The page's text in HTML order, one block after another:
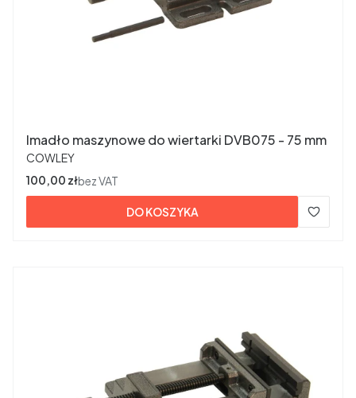
Imadło maszynowe do wiertarki DVB075 - 75 mm
PRODUCENT
COWLEY
Cena
100,00 złbez VAT
DO KOSZYKA